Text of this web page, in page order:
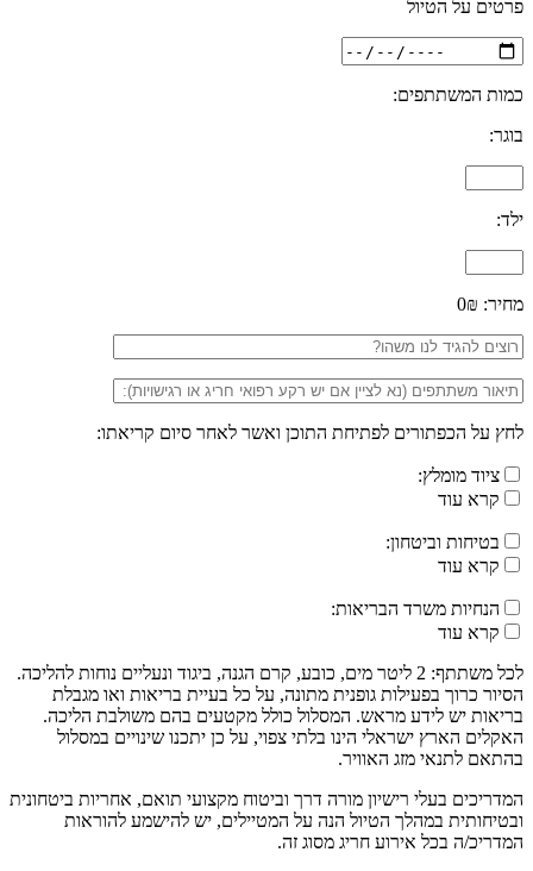
פרטים על הטיול
כמות המשתתפים:
בוגר:
ילד:
מחיר: 0₪
לחץ על הכפתורים לפתיחת התוכן ואשר לאחר סיום קריאתו:
ציוד מומלץ:
קרא עוד
בטיחות וביטחון:
קרא עוד
הנחיות משרד הבריאות:
קרא עוד
לכל משתתף: 2 ליטר מים, כובע, קרם הגנה, ביגוד ונעליים נוחות להליכה.
הסיור כרוך בפעילות גופנית מתונה, על כל בעיית בריאות ואו מגבלת
בריאות יש לידע מראש. המסלול כולל מקטעים בהם משולבת הליכה.
האקלים הארץ ישראלי הינו בלתי צפוי, על כן יתכנו שינויים במסלול
בהתאם לתנאי מזג האוויר.
המדריכים בעלי רישיון מורה דרך וביטוח מקצועי תואם, אחריות ביטחונית
ובטיחותית במהלך הטיול הנה על המטיילים, יש להישמע להוראות
המדריכ/ה בכל אירוע חריג מסוג זה.